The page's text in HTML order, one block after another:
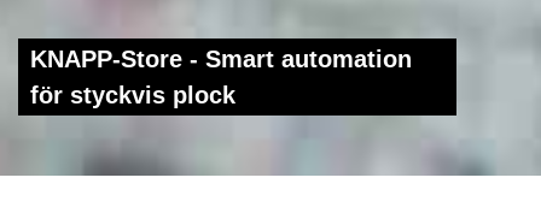
KNAPP-Store - Smart automation
för styckvis plock